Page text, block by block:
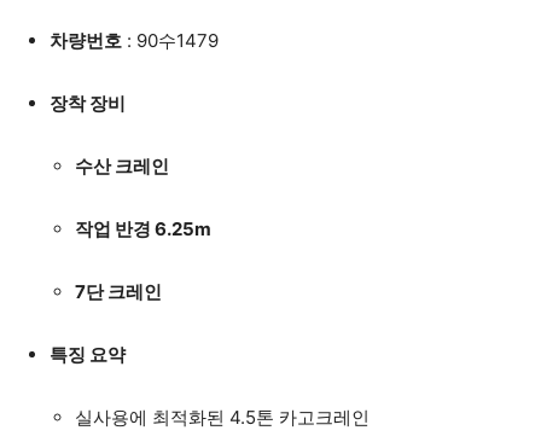
차량번호 : 90수1479
장착 장비
수산 크레인
작업 반경 6.25m
7단 크레인
특징 요약
실사용에 최적화된 4.5톤 카고크레인